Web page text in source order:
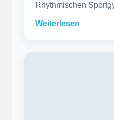
Rhythmischen
Weiterlesen